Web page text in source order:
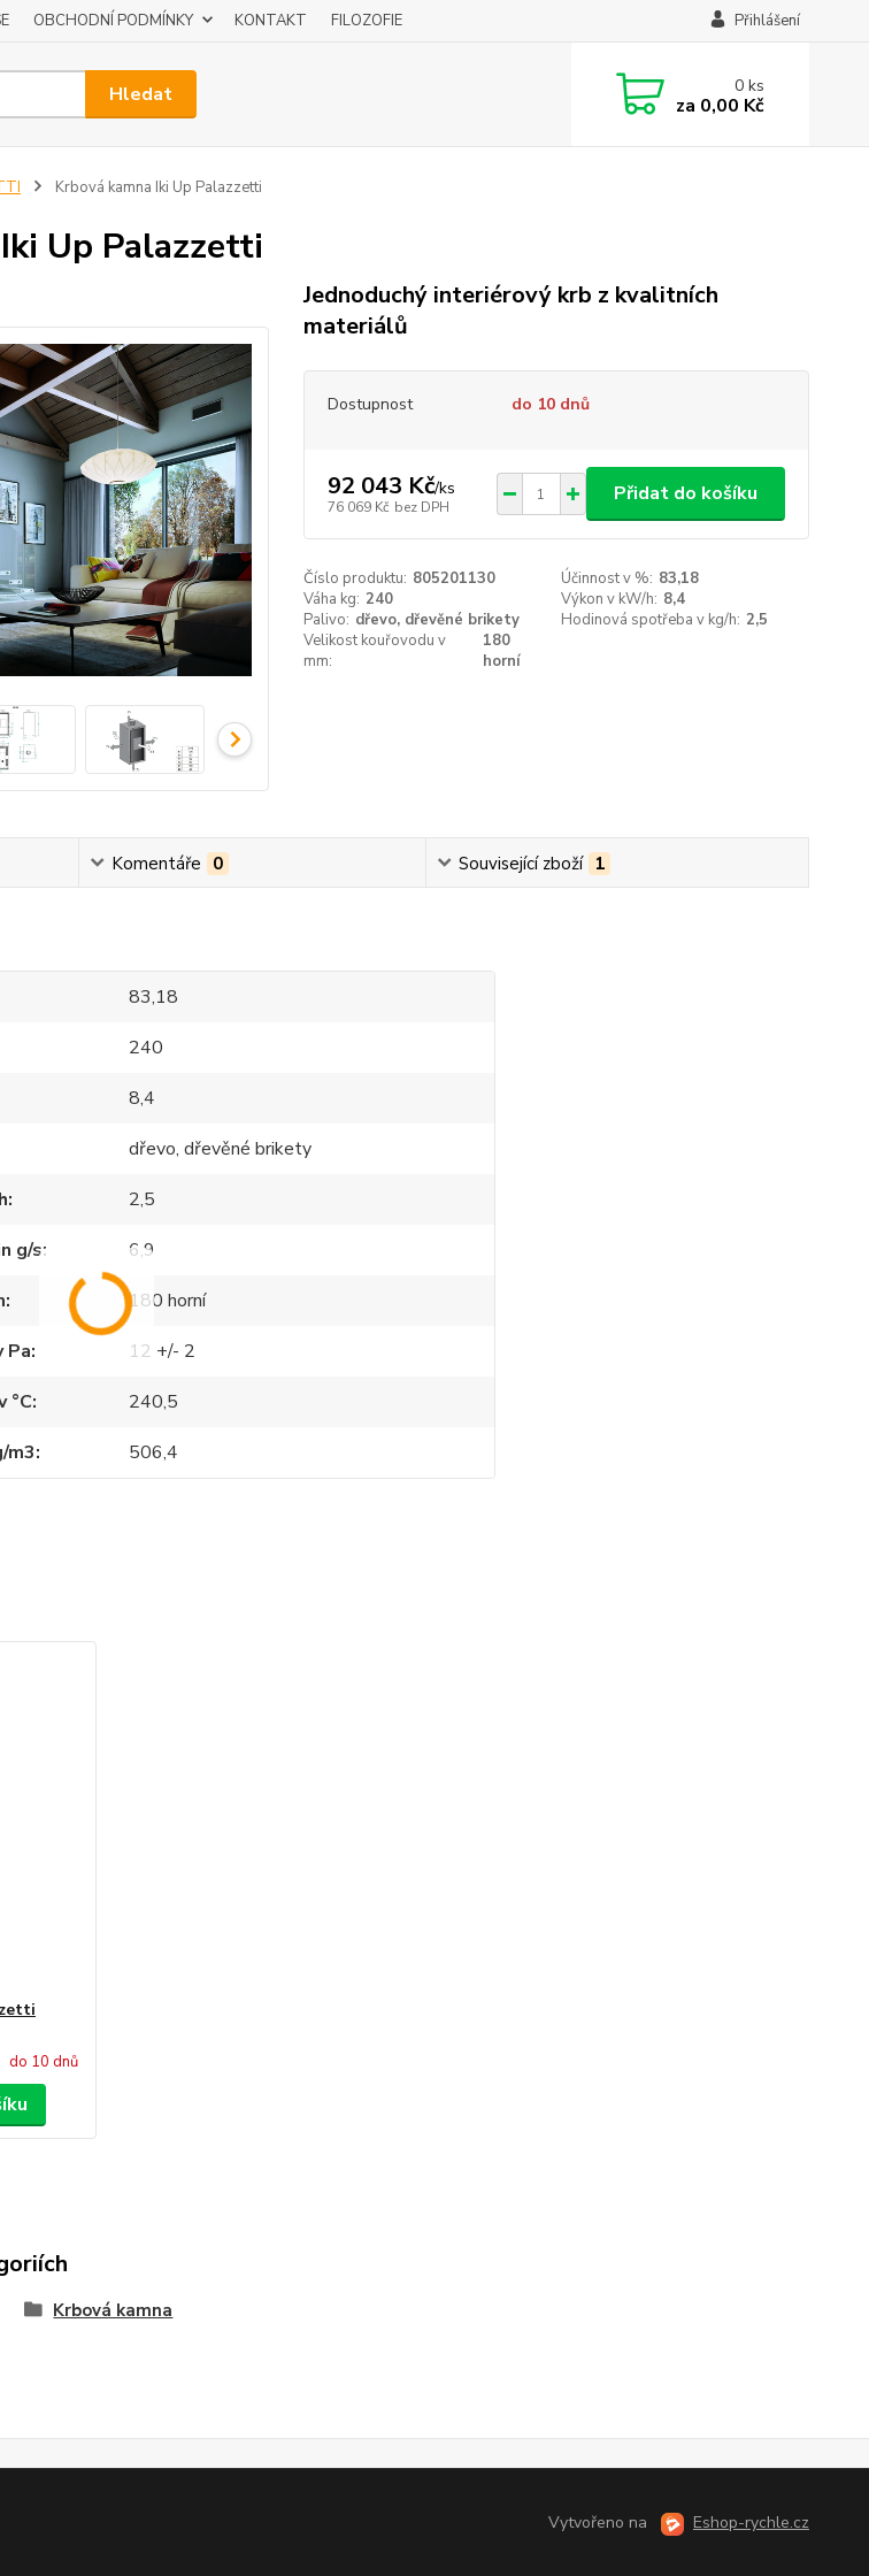
OBCHODNÍ PODMÍNKY KONTAKT FILOZOFIE Přihlášení
Hledat 0ks
za 0,00 Kč
Krbová kamna Iki Up Palazzetti
Up Palazzetti
Jednoduchý interiérový krb z kvalitních
materiálů
Dostupnost do 10 dnů
92 043 Kč/ks
76 069 Kč bez DPH
Přidat do košíku
Číslo produktu: 805201130 Účinnost v %: 83,18
Váha kg: 240 Výkon v kW/h: 8,4
Palivo: dřevo, dřevěné brikety Hodinová spotřeba v kg/h: 2,5
Velikost kouřovodu v
mm:
180
horní
Komentáře 0 Související zboží 1
83,18
240
8,4
dřevo, dřevěné brikety
2,5
g/s
6,9
180 horní
Pa
12 +/- 2
°C
240,5
m3
506,4
do 10 dnů
Krbová kamna
Vytvořeno na Eshop-rychle.cz